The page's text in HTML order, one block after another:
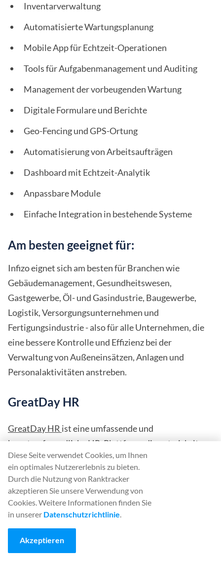
Inventarverwaltung
Automatisierte Wartungsplanung
Mobile App für Echtzeit-Operationen
Tools für Aufgabenmanagement und Auditing
Management der vorbeugenden Wartung
Digitale Formulare und Berichte
Geo-Fencing und GPS-Ortung
Automatisierung von Arbeitsaufträgen
Dashboard mit Echtzeit-Analytik
Anpassbare Module
Einfache Integration in bestehende Systeme
Am besten geeignet für:
Infizo eignet sich am besten für Branchen wie
Gebäudemanagement, Gesundheitswesen,
Gastgewerbe, Öl- und Gasindustrie, Baugewerbe,
Logistik, Versorgungsunternehmen und
Fertigungsindustrie - also für alle Unternehmen, die
eine bessere Kontrolle und Effizienz bei der
Verwaltung von Außeneinsätzen, Anlagen und
Personalaktivitäten anstreben.
GreatDay HR
GreatDay HR ist eine umfassende und
benutzerfreundliche HR-Plattform, die entwickelt
wurde, um wesentliche Prozesse im Personalwesen in
einer einzigen mobilen Lösung zu rationalisieren und
zu automatisieren. Sie ermöglicht es Unternehmen,
alles von der Anwesenheit der Mitarbeiter bis hin zur
Gehaltsabrechnung, Leistungsbewertung und
Rekrutierung mit Leichtigkeit und Effizienz zu
verwalten. GreatDay HR wurde sowohl für
Diese Seite verwendet Cookies, um Ihnen
ein optimales Nutzererlebnis zu bieten.
Durch die Nutzung von Ranktracker
akzeptieren Sie unsere Verwendung von
Cookies. Weitere Informationen finden Sie
in unserer Datenschutzrichtlinie.
Akzeptieren